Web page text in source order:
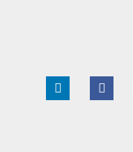
linkedin facebook